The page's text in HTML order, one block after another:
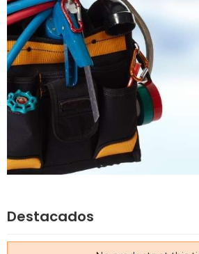
Destacados